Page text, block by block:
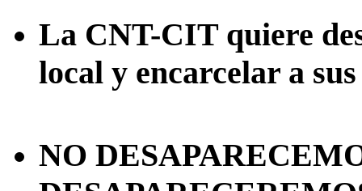
La CNT-CIT quiere
local y encarcelar a
NO